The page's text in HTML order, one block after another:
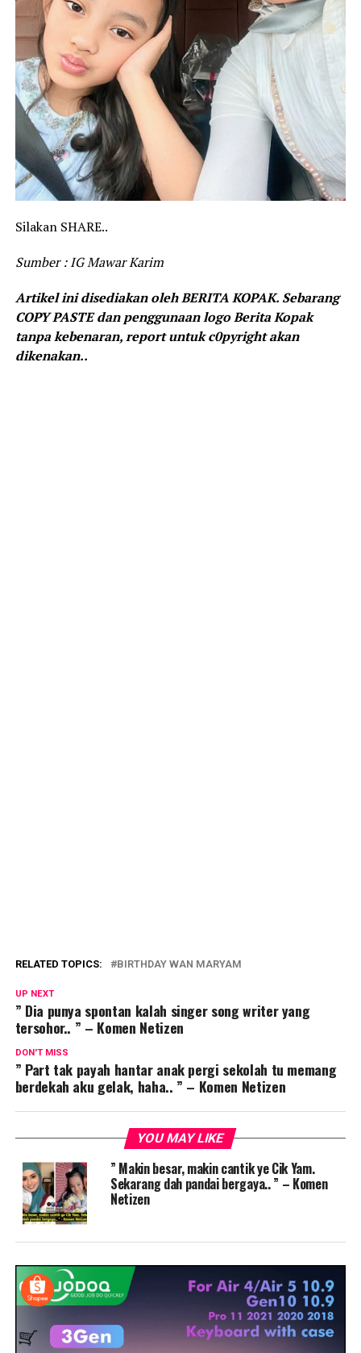
Silakan SHARE..
Sumber : IG Mawar Karim
Artikel ini disediakan oleh BERITA KOPAK. Sebarang
COPY PASTE dan penggunaan logo Berita Kopak
tanpa kebenaran, report untuk c0pyright akan
dikenakan..
RELATED TOPICS: BIRTHDAY WAN MARYAM
UP NEXT
” Dia punya spontan kalah singer song writer yang
tersohor.. ” – Komen Netizen
DON'T MISS
” Part tak payah hantar anak pergi sekolah tu memang
berdekah aku gelak, haha.. ” – Komen Netizen
YOU MAY LIKE
” Makin besar, makin cantik ye Cik Yam.
Sekarang dah pandai bergaya.. ” – Komen
Netizen